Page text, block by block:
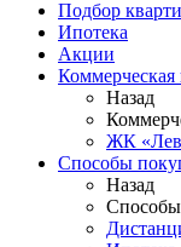
Подбор
Ипотека
Акции
Назад
ЖК
Способы
Назад